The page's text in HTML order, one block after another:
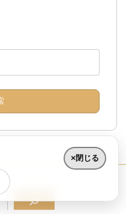
閉じる